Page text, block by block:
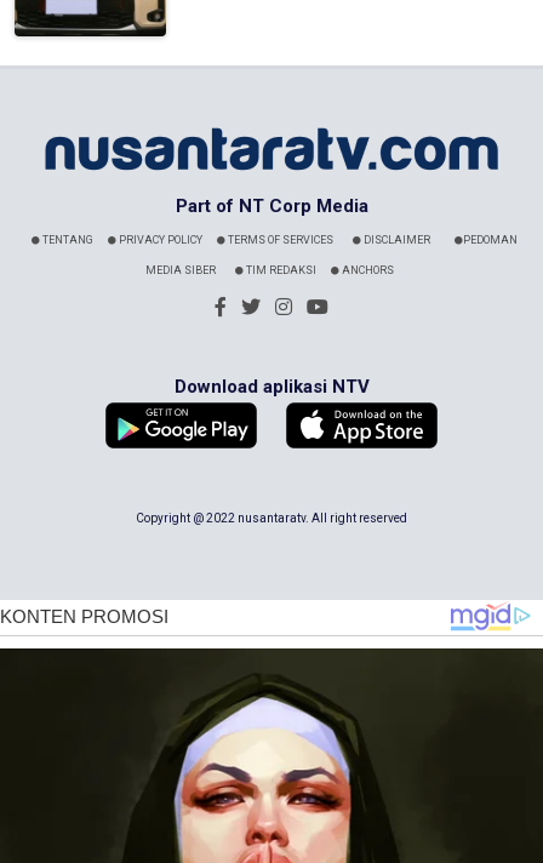
Part of NT Corp Media
TENTANG PRIVACY POLICY TERMS OF SERVICES DISCLAIMER PEDOMAN
MEDIA SIBER TIM REDAKSI ANCHORS
Download aplikasi NTV
Copyright @ 2022 nusantaratv. All right reserved